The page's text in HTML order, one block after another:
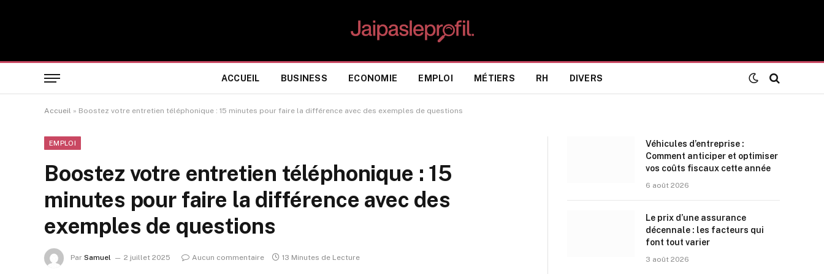
ACCUEIL BUSINESS ECONOMIE EMPLOI MÉTIERS RH DIVERS
Accueil » Boostez votre entretien téléphonique : 15 minutes pour faire la différence avec des exemples de questions
EMPLOI
Boostez votre entretien téléphonique : 15
minutes pour faire la différence avec des
exemples de questions
Par Samuel 2 juillet 2025 Aucun commentaire 13 Minutes de Lecture
Véhicules d’entreprise :
Comment anticiper et optimiser
vos coûts fiscaux cette année
6 août 2026
Le prix d’une assurance
décennale : les facteurs qui
font tout varier
3 août 2026